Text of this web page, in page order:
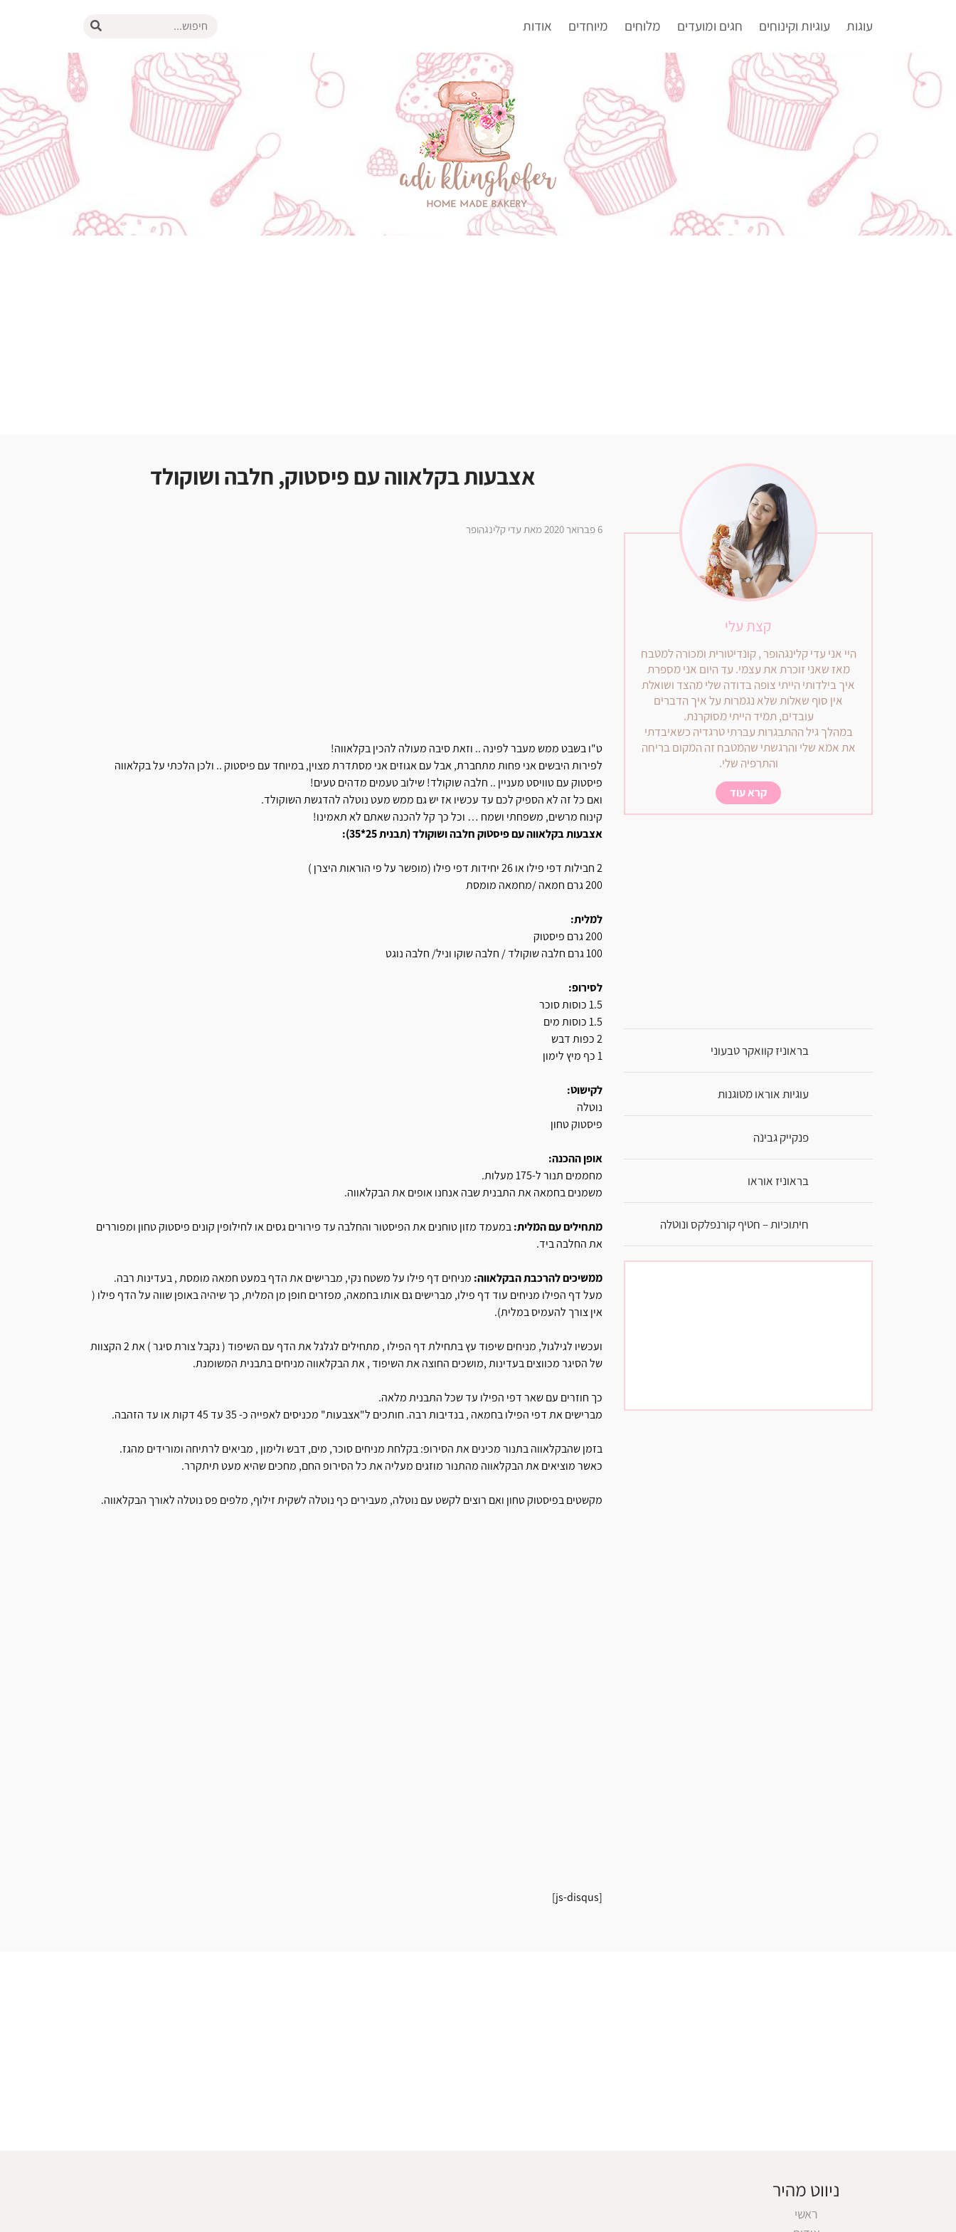
עוגות עוגיות וקינוחים חגים ומועדים מלוחים מיוחדים אודות
קצת עלי
היי אני עדי קלינגהופר , קונדיטורית ומכורה למטבח
מאז שאני זוכרת את עצמי. עד היום אני מספרת
איך בילדותי הייתי צופה בדודה שלי מהצד ושואלת
אין סוף שאלות שלא נגמרות על איך הדברים
עובדים, תמיד הייתי מסוקרנת.
במהלך גיל ההתבגרות עברתי טרגדיה כשאיבדתי
את אמא שלי והרגשתי שהמטבח זה המקום בריחה
והתרפיה שלי.
קרא עוד
בראוניז קוואקר טבעוני
עוגיות אוראו מטוגנות
פנקייק גבינה
בראוניז אוראו
חיתוכיות – חטיף קורנפלקס ונוטלה
אצבעות בקלאווה עם פיסטוק, חלבה ושוקולד
6 פברואר 2020 מאת עדי קלינגהופר
ט"ו בשבט ממש מעבר לפינה .. וזאת סיבה מעולה להכין בקלאווה!
לפירות היבשים אני פחות מתחברת, אבל עם אגוזים אני מסתדרת מצוין, במיוחד עם פיסטוק .. ולכן הלכתי על בקלאווה
פיסטוק עם טוויסט מעניין .. חלבה שוקולד! שילוב טעמים מדהים טעים!
ואם כל זה לא הספיק לכם עד עכשיו אז יש גם ממש מעט נוטלה להדגשת השוקולד.
קינוח מרשים, משפחתי ושמח … וכל כך קל להכנה שאתם לא תאמינו!
אצבעותבקלאווה עם פיסטוק חלבה ושוקולד (תבנית 25*35):
2 חבילות דפי פילו או 26 יחידות דפי פילו (מופשר על פי הוראות היצרן )
200 גרם חמאה /מחמאה מומסת
למלית:
200 גרם פיסטוק
100 גרם חלבה שוקולד / חלבה שוקו וניל/ חלבה נוגט
לסירופ:
1.5 כוסות סוכר
1.5 כוסות מים
2 כפות דבש
1 כף מיץ לימון
לקישוט:
נוטלה
פיסטוק טחון
אופן ההכנה:
מחממים תנור ל-175 מעלות.
משמנים בחמאה את התבנית שבה אנחנו אופים את הבקלאווה.
מתחילים עם המלית: במעמד מזון טוחנים את הפיסטור והחלבה עד פירורים גסים או לחילופין קונים פיסטוק טחון ומפוררים
את החלבה ביד.
ממשיכים להרכבת הבקלאווה: מניחים דף פילו על משטח נקי, מברישים את הדף במעט חמאה מומסת , בעדינות רבה.
מעל דף הפילו מניחים עוד דף פילו, מברישים גם אותו בחמאה, מפזרים חופן מן המלית, כך שיהיה באופן שווה על הדף פילו (
אין צורך להעמיס במלית).
ועכשיו לגילגול, מניחים שיפוד עץ בתחילת דף הפילו , מתחילים לגלגל את הדף עם השיפוד ( נקבל צורת סיגר ) את 2 הקצוות
של הסיגר מכווצים בעדינות ,מושכים החוצה את השיפוד , את הבקלאווה מניחים בתבנית המשומנת.
כך חוזרים עם שאר דפי הפילו עד שכל התבנית מלאה.
מברישים את דפי הפילו בחמאה , בנדיבות רבה. חותכים ל"אצבעות" מכניסים לאפייה כ- 35 עד 45 דקות או עד הזהבה.
בזמן שהבקלאווה בתנור מכינים את הסירופ: בקלחת מניחים סוכר, מים, דבש ולימון , מביאים לרתיחה ומורידים מהגז.
כאשר מוציאים את הבקלאווה מהתנור מוזגים מעליה את כל הסירופ החם, מחכים שהיא מעט תיתקרר.
מקשטים בפיסטוק טחון ואם רוצים לקשט עם נוטלה, מעבירים כף נוטלה לשקית זילוף, מלפים פס נוטלה לאורך הבקלאווה.
[js-disqus]
ניווט מהיר
ראשי